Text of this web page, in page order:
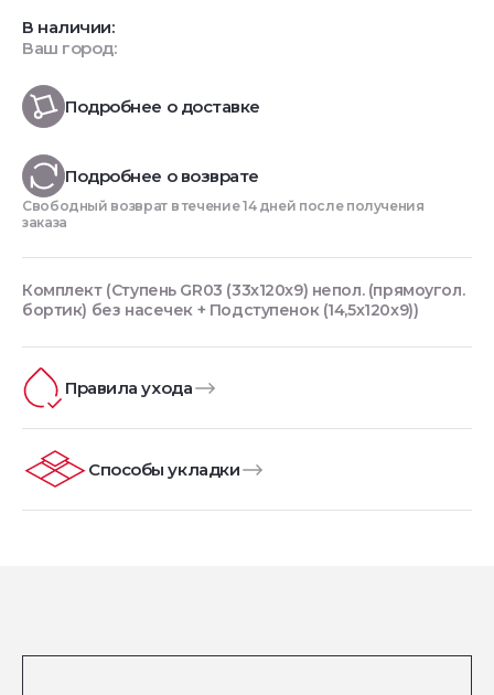
В наличии:
Ваш город:
Подробнее о доставке
Подробнее о возврате
Свободный возврат в течение 14 дней после получения
заказа
Комплект (Ступень GR03 (33x120x9) непол. (прямоугол.
бортик) без насечек + Подступенок (14,5x120x9))
Правила ухода
Способы укладки